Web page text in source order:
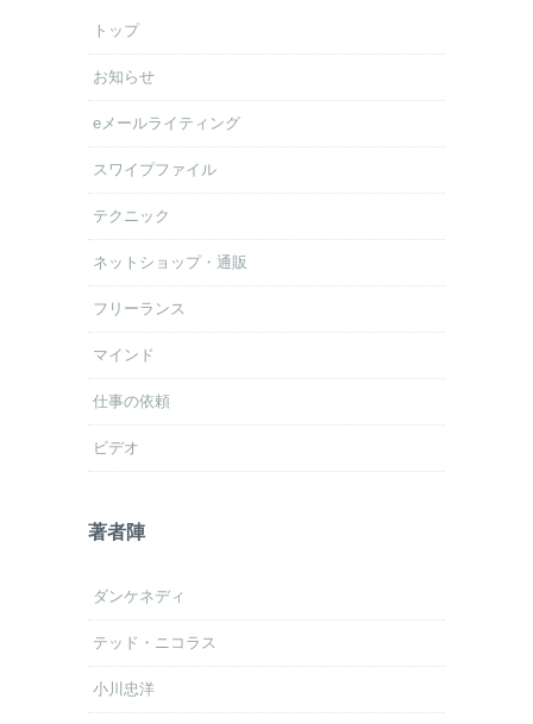
トップ
お知らせ
eメールライティング
スワイプファイル
テクニック
ネットショップ・通販
フリーランス
マインド
仕事の依頼
ビデオ
著者陣
ダンケネディ
テッド・ニコラス
小川忠洋